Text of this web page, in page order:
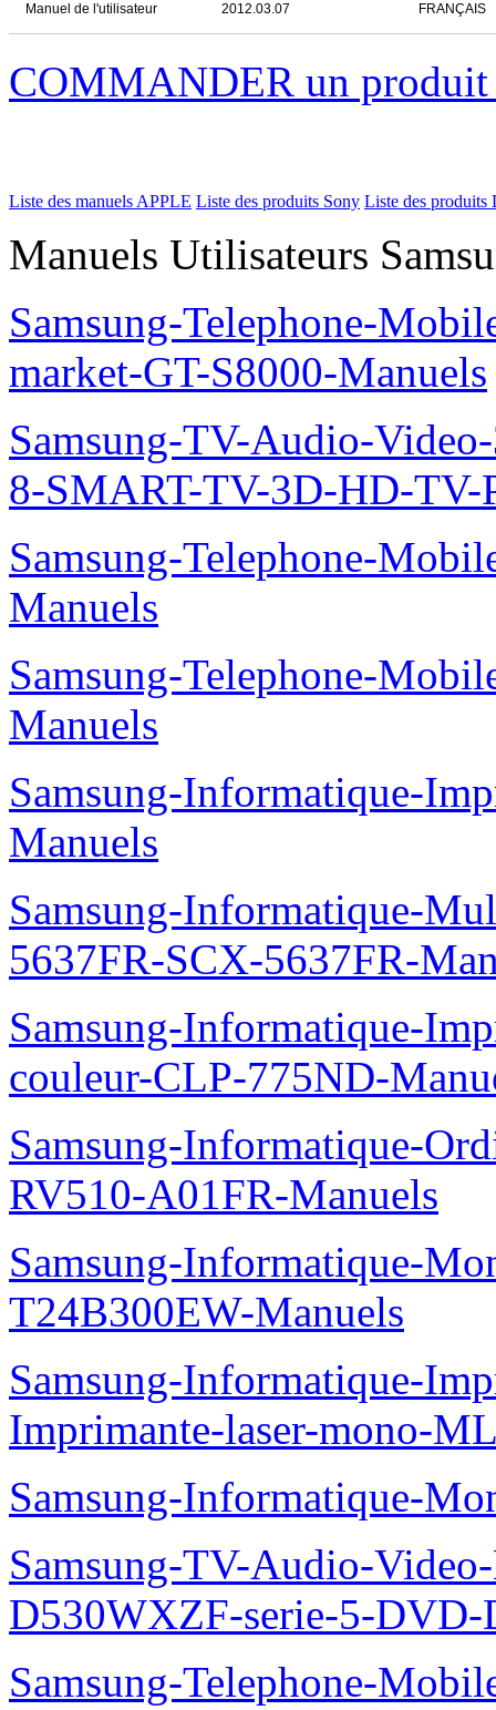
Manuel de l'utilisateur 2012.03.07 FRANÇAIS
COMMANDER un
Liste des manuels APPLE Liste des produits Sony Liste des produits
Manuels Utilisateurs
Samsung-Telephone-
market-GT-S8000-Manuels
Samsung-TV-Audio-
8-SMART-TV-3D-HD-TV-
Samsung-Telephone-
Manuels
Samsung-Telephone-
Manuels
Samsung-Informatique-
Manuels
Samsung-Informatique-
5637FR-SCX-5637FR-
Samsung-Informatique-
couleur-CLP-775ND-
Samsung-Informatique-
RV510-A01FR-Manuels
Samsung-Informatique-
T24B300EW-Manuels
Samsung-Informatique-
Imprimante-laser-mono-
Samsung-Informatique-
Samsung-TV-Audio-
D530WXZF-serie-5-DVD-
Samsung-Telephone-